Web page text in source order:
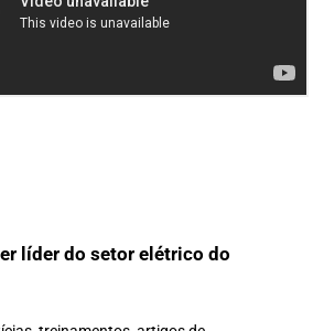
líder do setor elétrico do